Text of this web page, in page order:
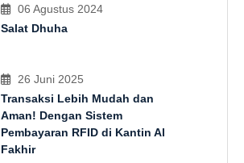
06 Agustus 2024
Salat Dhuha
26 Juni 2025
Transaksi Lebih Mudah dan
Aman! Dengan Sistem
Pembayaran RFID di Kantin Al
Fakhir